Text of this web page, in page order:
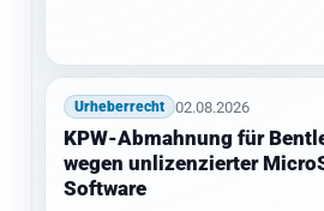
Urheberrecht 02.08.2026
KPW-Abmahnung für
wegen unlizenzierter
Software